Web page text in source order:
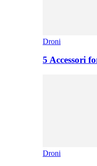
Droni
5 Accessori
Droni